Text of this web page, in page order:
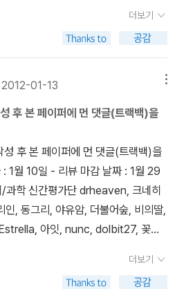
선을 지탱해온 지식과 권력의 선순
. 문명과의 관계를 재설정하는 천 개
층이 내세운 위정척사(衛正斥邪)와
의 세 가지 태도는 여전히 ‘지배층
의 천’에 대한 고려는 없었다.인민의
련하게 되는데, 동학은 인민도 스스
해준 매우 파격적인 ‘종교 개혁’이었
의 천이 분리되면서 역사 또한 지배층
며, 이 두 역사는 1894년에 서로 충
.말안장 시대에 이어지는 시대가 갑오
대 이행기이다. 공론장의 관점에서 보
형성되고, 평민 공론장이 세속적 평
대화론’의 관점에서 조선후기를 ‘소
역사상으로 새롭게 재해석한 연구까
수 있었는지를 굵직굵직하게 잘 정
시연구의 대표적 책이 내재적 발전론
식민지근대화론의 대표주자인 이영
적으로 인용된 것에서도 잘 알 수 있
사회에 대한 여러 연구들을 종합적으
우 높이 평가할 만하고 그것을 특히
론장 이론 같은 자신이 이미 익혀온
아 활용하여 서양과 비교사적으로
국에서는 처음으로 등장하기 시작했
었는지도 최대한 기존 연구성과를 활
보여준다.
이러한 거시적 종합의
수 있었는데 이 책에 관해서는 저자도
다.. 책의 앞부분만 읽은 것으로 봐서
서 제목 그대로 인민의 탄생에 관하여
있는 책 같은데 애초에 나는 하버마
게 없다. 솔직히 말하면 아예 모르는
강의하면 수업시간에 잠이 온다던
게는 흥미를 주지 못해서 읽다가 그
도 단점은 했던 말 또하고 했던 말 또
라올까봐 친절하게 설명해주려는 의
만 토씨 하나 바꾸지 않고 똑같은 문
잘 몰라서 책이 재미가 없는 것인지
구분이 안간다. 현대 유럽 철학의 흐
운 부피를 기대했었다. 그런데 정말
더보기
2012-01-13
후 본 페이퍼에 먼 댓글(트랙백)을
후 본 페이퍼에 먼 댓글(트랙백)을
1월 10일 - 리뷰 마감 날짜 : 1월 29
과학 신간평가단 drheaven, 크네히
, 동그리, 야유암, 더불어숲, 비의딸,
아잇, nunc, dolbit27, 꽃도
. (나의 계정 바꾸시면 안되요)* 리
로 메일 주세요. (이
더보기